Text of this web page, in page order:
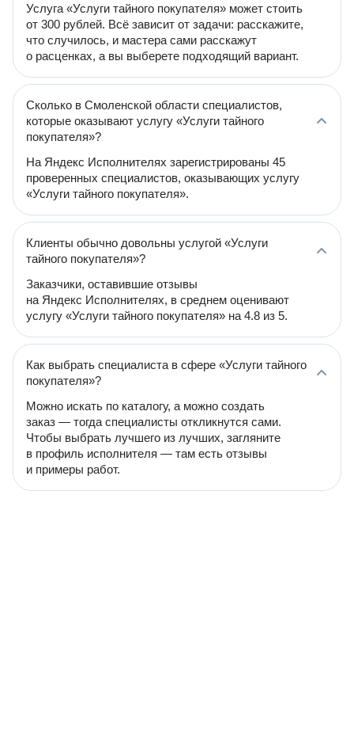
Услуга «Услуги тайного покупателя» может стоить
от 300 рублей. Всё зависит от задачи: расскажите,
что случилось, и мастера сами расскажут
о расценках, а вы выберете подходящий вариант.
Сколько в Смоленской области специалистов,
которые оказывают услугу «Услуги тайного
покупателя»?
На Яндекс Исполнителях зарегистрированы 45
проверенных специалистов, оказывающих услугу
«Услуги тайного покупателя».
Клиенты обычно довольны услугой «Услуги
тайного покупателя»?
Заказчики, оставившие отзывы
на Яндекс Исполнителях, в среднем оценивают
услугу «Услуги тайного покупателя» на 4.8 из 5.
Как выбрать специалиста в сфере «Услуги тайного
покупателя»?
Можно искать по каталогу, а можно создать
заказ — тогда специалисты откликнутся сами.
Чтобы выбрать лучшего из лучших, загляните
в профиль исполнителя — там есть отзывы
и примеры работ.